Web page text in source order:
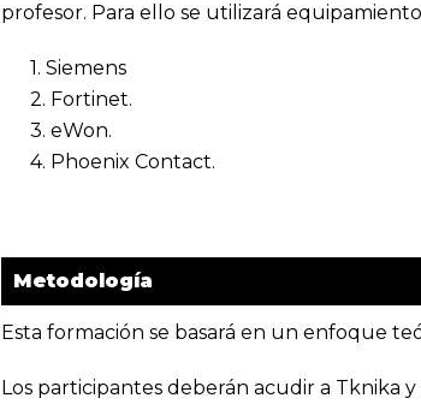
profesor. Para ello se utilizará
1. Siemens
2. Fortinet.
3. eWon.
4. Phoenix Contact.
Metodología
Esta formación se basará en un enfoque
Los participantes deberán acudir a Tknika